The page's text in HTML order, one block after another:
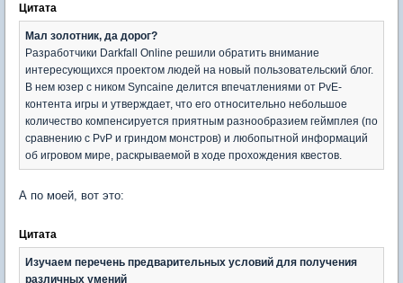
Цитата
Мал золотник, да дорог?
Разработчики Darkfall Online решили обратить внимание
интересующихся проектом людей на новый пользовательский блог.
В нем юзер с ником Syncaine делится впечатлениями от PvE-
контента игры и утверждает, что его относительно небольшое
количество компенсируется приятным разнообразием геймплея (по
сравнению с PvP и гриндом монстров) и любопытной информаций
об игровом мире, раскрываемой в ходе прохождения квестов.
А по моей, вот это:
Цитата
Изучаем перечень предварительных условий для получения
различных умений